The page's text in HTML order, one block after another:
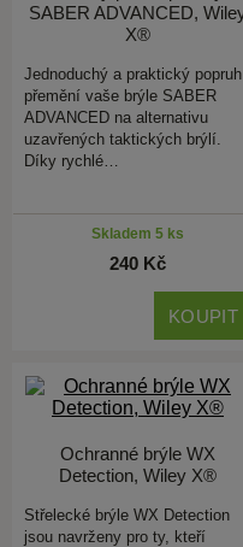
SABER ADVANCED,
X®
Jednoduchý a praktický popruh
přemění vaše brýle SABER
ADVANCED na alternativu
uzavřených taktických brýlí.
Díky rychlé…
Skladem 5 ks
240 Kč
KOUPIT
Ochranné brýle WX
Detection, Wiley X®
Střelecké brýle WX Detection
jsou navrženy pro ty, kteří